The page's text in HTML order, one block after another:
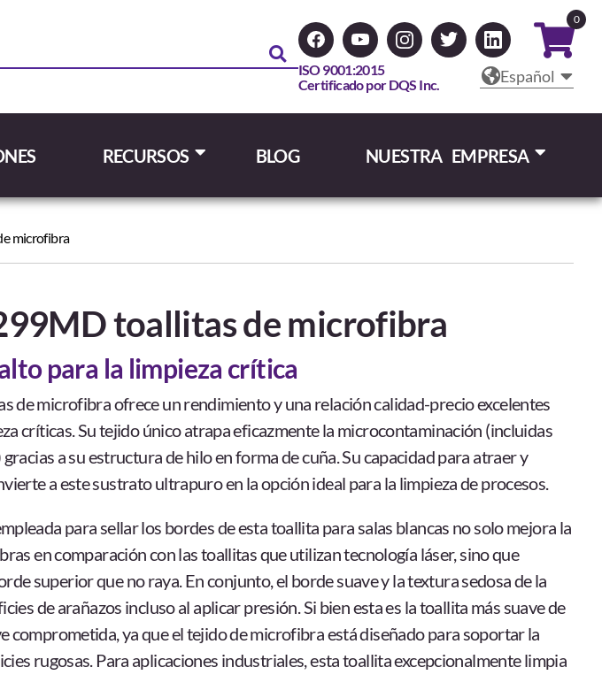
0
ISO 9001:2015
Certificado por DQS Inc.
Español
RECURSOS BLOG NUESTRA EMPRESA
microfibra
toallitas de microfibra
para la limpieza crítica
de microfibra ofrece un rendimiento y una relación calidad-precio excelentes
críticas. Su tejido único atrapa eficazmente la microcontaminación (incluidas
a su estructura de hilo en forma de cuña. Su capacidad para atraer y
a este sustrato ultrapuro en la opción ideal para la limpieza de procesos.
para sellar los bordes de esta toallita para salas blancas no solo mejora la
en comparación con las toallitas que utilizan tecnología láser, sino que
superior que no raya. En conjunto, el borde suave y la textura sedosa de la
de arañazos incluso al aplicar presión. Si bien esta es la toallita más suave de
comprometida, ya que el tejido de microfibra está diseñado para soportar la
rugosas. Para aplicaciones industriales, esta toallita excepcionalmente limpia